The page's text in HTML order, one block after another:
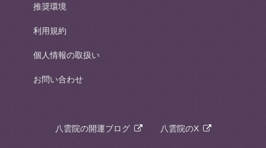
推奨環境
利用規約
個人情報の取扱い
お問い合わせ
八雲院の開運ブログ 八雲院のX